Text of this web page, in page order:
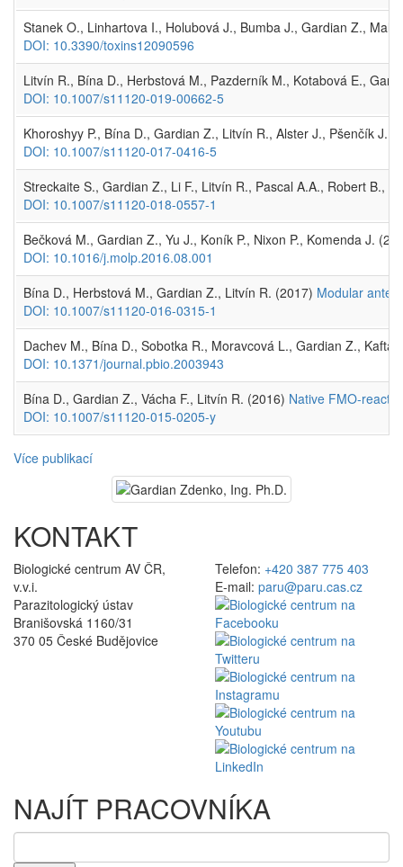
Stanek O., Linhartova I., Holubová J., Bumba J., Gardian Z.,
DOI: 10.3390/toxins12090596
Litvín R., Bína D., Herbstová M., Pazderník M., Kotabová E.,
DOI: 10.1007/s11120-019-00662-5
Khoroshyy P., Bína D., Gardian Z., Litvín R., Alster J., Pšenčík J.
DOI: 10.1007/s11120-017-0416-5
Streckaite S., Gardian Z., Li F., Litvín R., Pascal A.A., Robert B.,
DOI: 10.1007/s11120-018-0557-1
Bečková M., Gardian Z., Yu J., Koník P., Nixon P., Komenda J.
DOI: 10.1016/j.molp.2016.08.001
Bína D., Herbstová M., Gardian Z., Litvín R. (2017) Modular
DOI: 10.1007/s11120-016-0315-1
Dachev M., Bína D., Sobotka R., Moravcová L., Gardian Z.,
DOI: 10.1371/journal.pbio.2003943
Bína D., Gardian Z., Vácha F., Litvín R. (2016) Native FMO-
DOI: 10.1007/s11120-015-0205-y
Více publikací
KONTAKT
Biologické centrum AV ČR,
v.v.i.
Parazitologický ústav
Branišovská 1160/31
370 05 České Budějovice
Telefon: +420 387 775 403
E-mail: paru@paru.cas.cz
NAJÍT PRACOVNÍKA